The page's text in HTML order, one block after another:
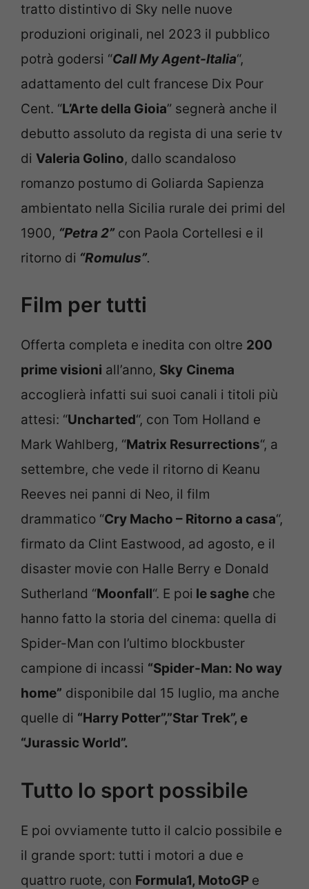
tratto distintivo di Sky nelle nuove
produzioni originali, nel 2023 il pubblico
potrà godersi “Call My Agent-Italia“,
adattamento del cult francese Dix Pour
Cent. “L’Arte della Gioia” segnerà anche il
debutto assoluto da regista di una serie tv
di Valeria Golino, dallo scandaloso
romanzo postumo di Goliarda Sapienza
ambientato nella Sicilia rurale dei primi del
1900, “Petra 2” con Paola Cortellesi e il
ritorno di “Romulus”.
Film per tutti
Offerta completa e inedita con oltre 200
prime visioni all’anno, Sky Cinema
accoglierà infatti sui suoi canali i titoli più
attesi: “Uncharted“, con Tom Holland e
Mark Wahlberg, “Matrix Resurrections“, a
settembre, che vede il ritorno di Keanu
Reeves nei panni di Neo, il film
drammatico “Cry Macho – Ritorno a casa“,
firmato da Clint Eastwood, ad agosto, e il
disaster movie con Halle Berry e Donald
Sutherland “Moonfall“. E poi le saghe che
hanno fatto la storia del cinema: quella di
Spider-Man con l’ultimo blockbuster
campione di incassi “Spider-Man: No way
home” disponibile dal 15 luglio, ma anche
quelle di “Harry Potter”,”Star Trek”, e
“Jurassic World”.
Tutto lo sport possibile
E poi ovviamente tutto il calcio possibile e
il grande sport: tutti i motori a due e
quattro ruote, con Formula1, MotoGP e